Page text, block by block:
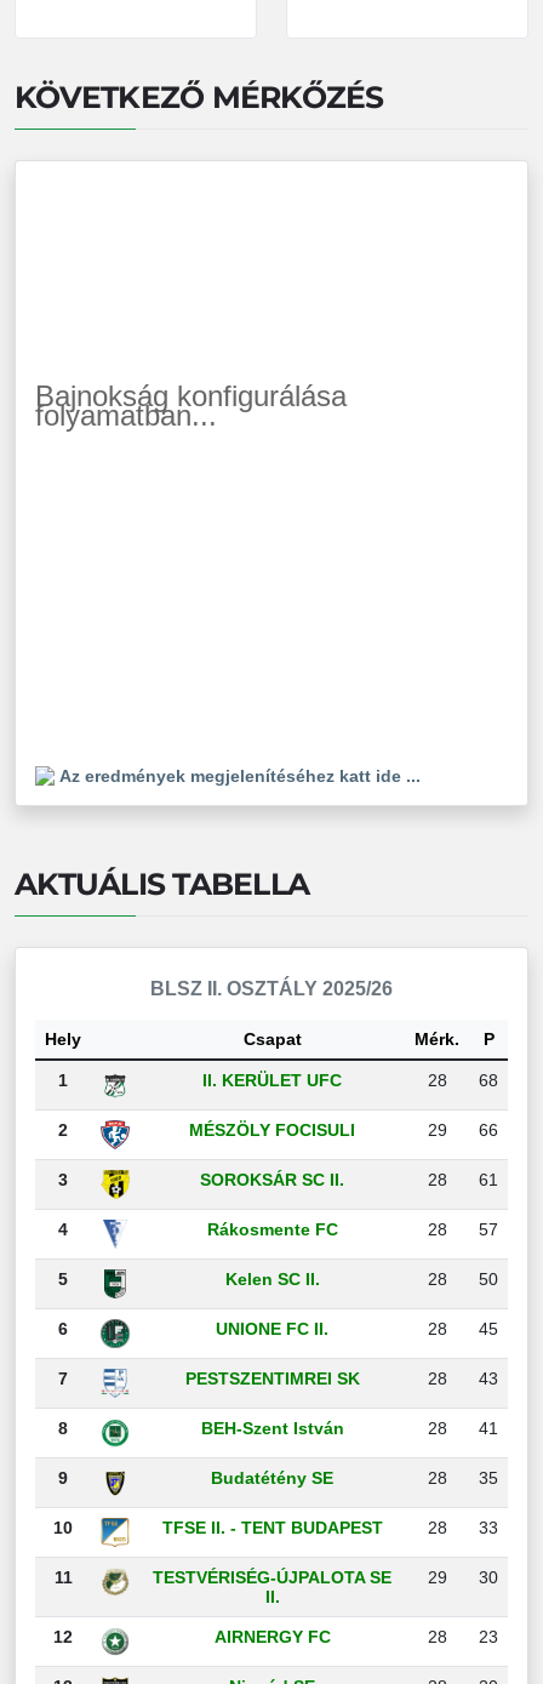
KÖVETKEZŐ MÉRKŐZÉS
Bajnokság konfigurálása
folyamatban...
Az eredmények megjelenítéséhez katt ide ...
AKTUÁLIS TABELLA
BLSZ II. OSZTÁLY 2025/26
Hely Csapat Mérk. P
1 II. KERÜLET UFC 28 68
2 MÉSZÖLY FOCISULI 29 66
3 SOROKSÁR SC II. 28 61
4 Rákosmente FC 28 57
5 Kelen SC II. 28 50
6 UNIONE FC II. 28 45
7 PESTSZENTIMREI SK 28 43
8 BEH-Szent István 28 41
9 Budatétény SE 28 35
10 TFSE II. - TENT BUDAPEST 28 33
11
TESTVÉRISÉG-ÚJPALOTA SE
II.
29 30
12 AIRNERGY FC 28 23